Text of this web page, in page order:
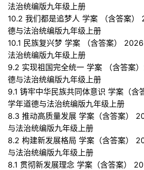
法治统编版九年级上册
10.2 我们都是追梦人 学案 （含答案
德与法治统编版九年级上册
10.1 民族复兴梦 学案 （含答案）
法治统编版九年级上册
9.2 实现祖国完全统一 学案 （含答案
德与法治统编版九年级上册
9.1 铸牢中华民族共同体意识 学案（
学年道德与法治统编版九年级上册
8.3 推动高质量发展 学案（含答案）
与法治统编版九年级上册
8.2 构建新发展格局 学案（含答案）
与法治统编版九年级上册
8.1 贯彻新发展理念 学案（含答案）